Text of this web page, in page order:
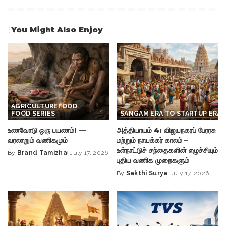
You Might Also Enjoy
AGRICULTUREFOOD
FOOD SERIES
உணவோடு ஒரு பயணம்! —
வரலாறும் வணிகமும்
Posted
By Brand Tamizha July 17, 2026
SANGAM ERA TO STARTUP ERA
அத்தியாயம் 4: விஜயநகரப் பேரரசு
மற்றும் நாயக்கர் காலம் –
உள்நாட்டுச் சந்தைகளின் எழுச்சியும்
புதிய வணிக முறைகளும்
Posted
By Sakthi Surya July 17, 2026